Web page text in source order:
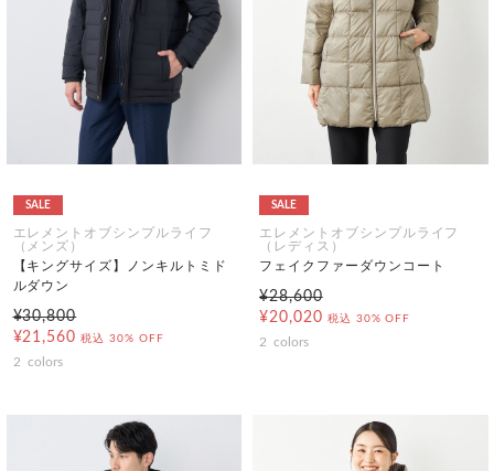
SALE
エレメントオブシンプルライフ
（メンズ）
【キングサイズ】ノンキルトミド
ルダウン
¥30,800
¥21,560 税込 30% OFF
2 colors
SALE
エレメントオブシンプルライフ
（レディス）
フェイクファーダウンコート
¥28,600
¥20,020 税込 30% OFF
2 colors